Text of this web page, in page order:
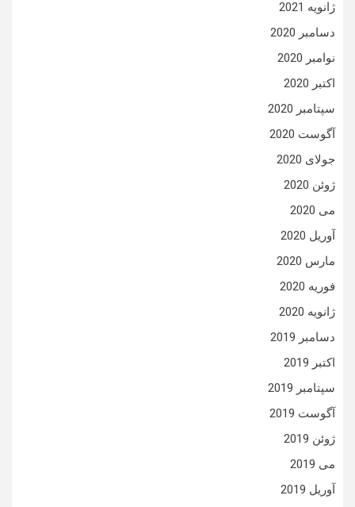
ژانویه 2021
دسامبر 2020
نوامبر 2020
اکتبر 2020
سپتامبر 2020
آگوست 2020
جولای 2020
ژوئن 2020
می 2020
آوریل 2020
مارس 2020
فوریه 2020
ژانویه 2020
دسامبر 2019
اکتبر 2019
سپتامبر 2019
آگوست 2019
ژوئن 2019
می 2019
آوریل 2019